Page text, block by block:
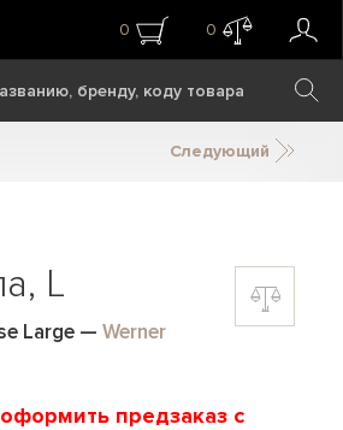
0 0
Следующий
L
Large — Werner
предзаказ с